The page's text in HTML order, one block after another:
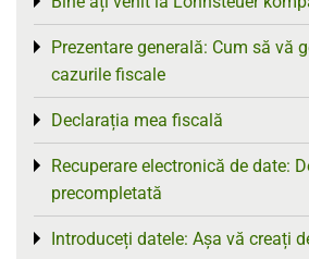
Prezentare generală: Cum să vă
cazurile fiscale
Toggle menu
Declarația mea fiscală
Toggle menu
Recuperare electronică de date:
precompletată
Toggle menu
Introduceți datele: Așa vă creați
Toggle menu